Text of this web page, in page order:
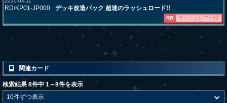
RD/KP01-JP000 デッキ改造パック 超速のラッシュロード!!
RR ラッシュレア仕様
関連カード
検索結果 8件中 1～8件を表示